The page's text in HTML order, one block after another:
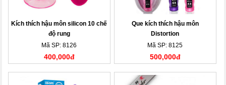
Kích thích hậu môn silicon 10 chế
độ rung
Mã SP: 8126
400,000đ
Que kích thích hậu môn
Distortion
Mã SP: 8125
500,000đ